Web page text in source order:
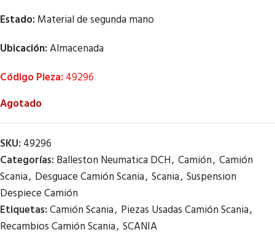
Estado: Material de segunda mano
Ubicación:Almacenada
Código Pieza: 49296
Agotado
SKU: 49296
Categorías: Balleston Neumatica DCH, Camión, Camión
Scania, Desguace Camión Scania, Scania, Suspension
Despiece Camión
Etiquetas:Camión Scania, Piezas Usadas Camión Scania,
Recambios Camión Scania, SCANIA